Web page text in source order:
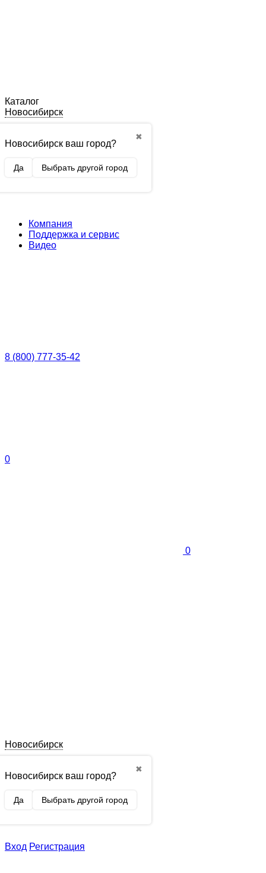
Каталог
Новосибирск
✖
Новосибирск ваш город?
Да Выбрать другой город
Компания
Поддержка и сервис
Видео
8 (800) 777-35-42
0
0
Новосибирск
✖
Новосибирск ваш город?
Да Выбрать другой город
Вход Регистрация